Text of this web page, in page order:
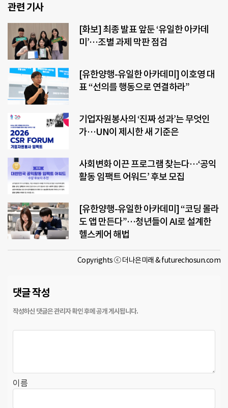
관련 기사
[화보] 최종 발표 앞둔 ‘유일한 아카데
미’…조별 과제 막판 점검
[유한양행-유일한 아카데미] 이호영 대
표 “선의를 행동으로 연결하라”
기업자원봉사의 ‘진짜 성과’는 무엇인
가…UN이 제시한 새 기준은
사회변화 이끈 프로그램 찾는다…‘공익
활동 임팩트 어워드’ 후보 모집
[유한양행-유일한 아카데미] “코딩 몰라
도 앱 만든다”…청년들이 AI로 설계한
헬스케어 해법
Copyrights ⓒ 더나은미래 & futurechosun.com
댓글 작성
이름